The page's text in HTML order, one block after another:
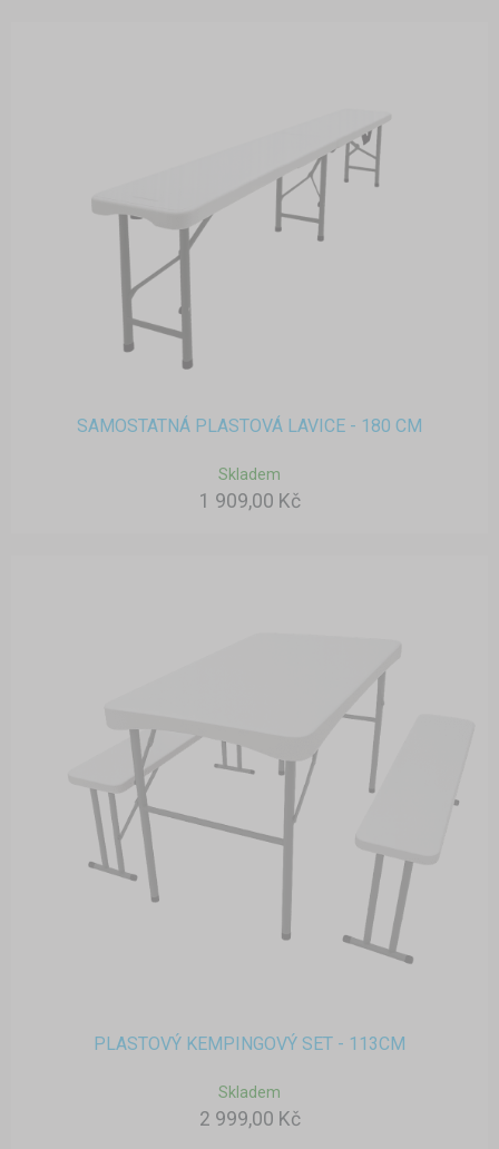
SAMOSTATNÁ PLASTOVÁ LAVICE - 180 CM
Skladem
1 909,00 Kč
PLASTOVÝ KEMPINGOVÝ SET - 113CM
Skladem
2 999,00 Kč